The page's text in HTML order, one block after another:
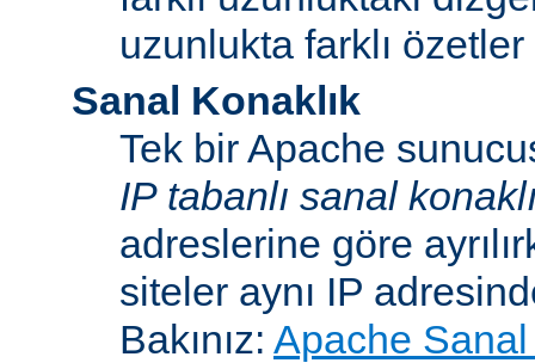
uzunlukta farklı
Sanal Konaklık
Tek bir Apache
IP tabanlı sanal
adreslerine göre
siteler aynı IP
Bakınız: Apache